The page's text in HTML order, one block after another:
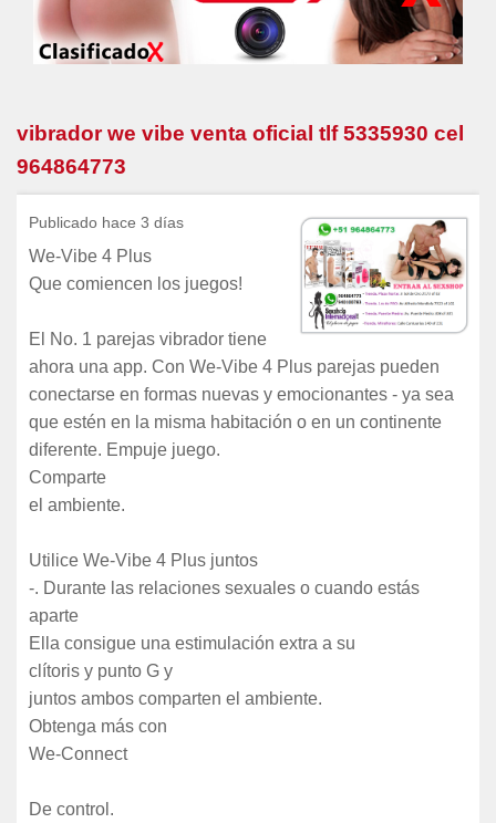
vibrador we vibe venta oficial tlf 5335930 cel
964864773
Publicado hace 3 días
We-Vibe 4 Plus
Que comiencen los juegos!
El No. 1 parejas vibrador tiene
ahora una app. Con We-Vibe 4 Plus parejas pueden
conectarse en formas nuevas y emocionantes - ya sea
que estén en la misma habitación o en un continente
diferente. Empuje juego.
Comparte
el ambiente.
Utilice We-Vibe 4 Plus juntos
-. Durante las relaciones sexuales o cuando estás
aparte
Ella consigue una estimulación extra a su
clítoris y punto G y
juntos ambos comparten el ambiente.
Obtenga más con
We-Connect
De control.